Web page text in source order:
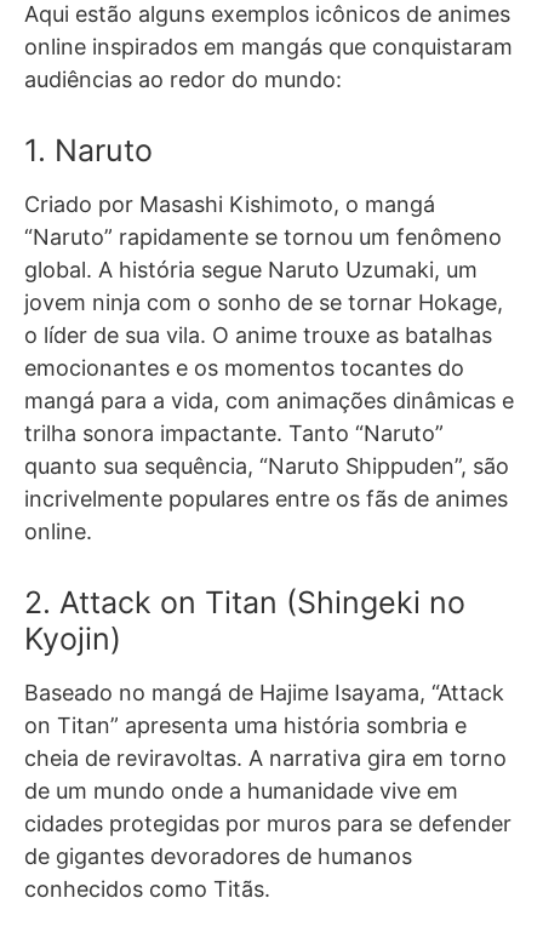
Aqui estão alguns exemplos icônicos de animes
online inspirados em mangás que conquistaram
audiências ao redor do mundo:
1. Naruto
Criado por Masashi Kishimoto, o mangá
“Naruto” rapidamente se tornou um fenômeno
global. A história segue Naruto Uzumaki, um
jovem ninja com o sonho de se tornar Hokage,
o líder de sua vila. O anime trouxe as batalhas
emocionantes e os momentos tocantes do
mangá para a vida, com animações dinâmicas e
trilha sonora impactante. Tanto “Naruto”
quanto sua sequência, “Naruto Shippuden”, são
incrivelmente populares entre os fãs de animes
online.
2. Attack on Titan (Shingeki no
Kyojin)
Baseado no mangá de Hajime Isayama, “Attack
on Titan” apresenta uma história sombria e
cheia de reviravoltas. A narrativa gira em torno
de um mundo onde a humanidade vive em
cidades protegidas por muros para se defender
de gigantes devoradores de humanos
conhecidos como Titãs.